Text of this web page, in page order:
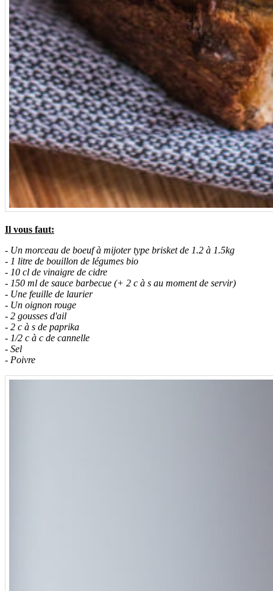
Il vous faut:
- Un morceau de boeuf à mijoter type brisket de 1.2 à 1.5kg
- 1 litre de bouillon de légumes bio
- 10 cl de vinaigre de cidre
- 150 ml de sauce barbecue (+ 2 c à s au moment de servir)
- Une feuille de laurier
- Un oignon rouge
- 2 gousses d'ail
- 2 c à s de paprika
- 1/2 c à c de cannelle
- Sel
- Poivre